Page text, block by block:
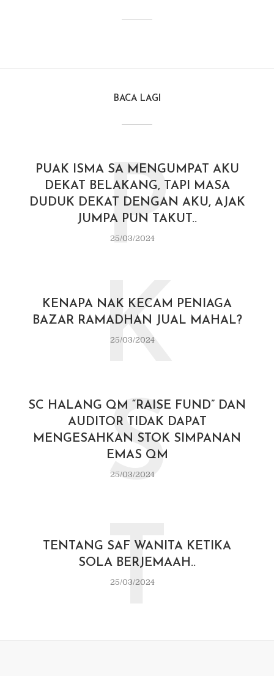
BACA LAGI
PUAK ISMA SA MENGUMPAT AKU
DEKAT BELAKANG, TAPI MASA
DUDUK DEKAT DENGAN AKU, AJAK
JUMPA PUN TAKUT..
25/03/2024
P
KENAPA NAK KECAM PENIAGA
BAZAR RAMADHAN JUAL MAHAL?
25/03/2024
K
SC HALANG QM “RAISE FUND” DAN
AUDITOR TIDAK DAPAT
MENGESAHKAN STOK SIMPANAN
EMAS QM
25/03/2024
S
TENTANG SAF WANITA KETIKA
SOLA BERJEMAAH..
25/03/2024
T